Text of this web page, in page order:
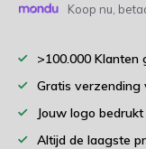
Koop nu,
>100.000 Klanten
Gratis verzending
Jouw logo
Altijd de laagste